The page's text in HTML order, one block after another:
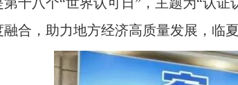
合，助力地方经济高质量发展，临